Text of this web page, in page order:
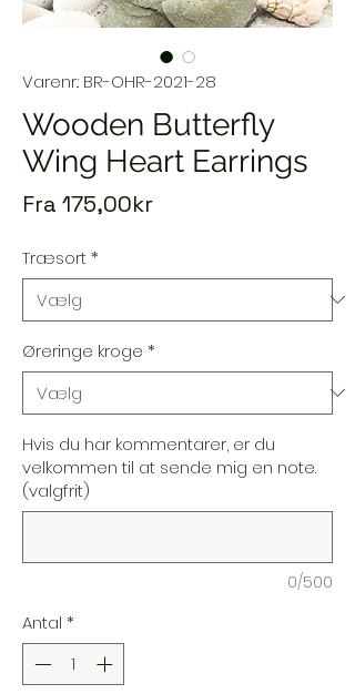
Varenr.: BR-OHR-2021-28
Wooden Butterfly
Wing Heart Earrings
Fra 175,00krSalgspris
Træsort*
Øreringe kroge *
Hvis du har kommentarer, er du
velkommen til at sende mig en note.
(valgfrit)
0/500
Antal *